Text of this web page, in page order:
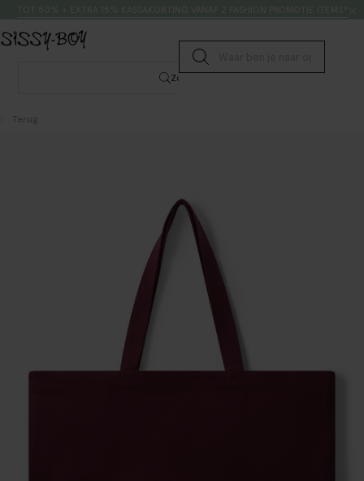
Submit search
Zoeken
Terug